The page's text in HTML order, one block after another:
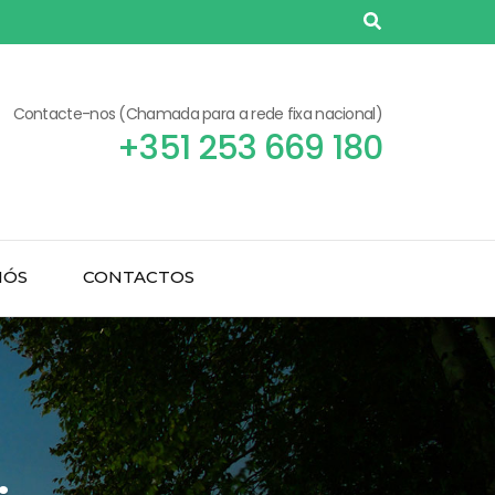
Contacte-nos (Chamada para a rede fixa nacional)
+351 253 669 180
CONTACTOS